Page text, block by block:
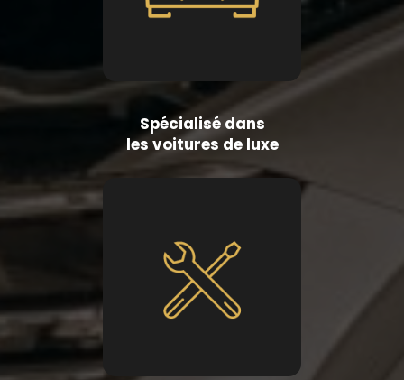
Spécialisé dans
les voitures de luxe